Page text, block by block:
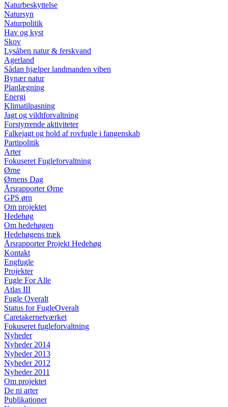
Naturbeskyttelse
Natursyn
Naturpolitik
Hav og kyst
Skov
Lysåben natur & ferskvand
Agerland
Sådan hjælper landmanden viben
Bynær natur
Planlægning
Energi
Klimatilpasning
Jagt og vildtforvaltning
Forstyrrende aktiviteter
Falkejagt og hold af rovfugle i fangenskab
Partipolitik
Arter
Fokuseret Fugleforvaltning
Ørne
Ørnens Dag
Årsrapporter Ørne
GPS ørn
Om projektet
Hedehøg
Om hedehøgen
Hedehøgens træk
Årsrapporter Projekt Hedehøg
Kontakt
Engfugle
Projekter
Fugle For Alle
Atlas III
Fugle Overalt
Status for FugleOveralt
Caretakernetværket
Fokuseret fugleforvaltning
Nyheder
Nyheder 2014
Nyheder 2013
Nyheder 2012
Nyheder 2011
Om projektet
De ni arter
Publikationer